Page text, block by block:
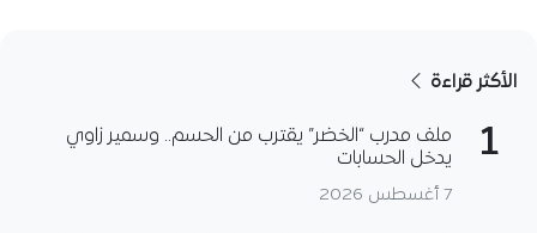
الأكثر قراءة
1
ملف مدرب “الخضر” يقترب من الحسم.. وسمير زاوي
يدخل الحسابات
7 أغسطس 2026